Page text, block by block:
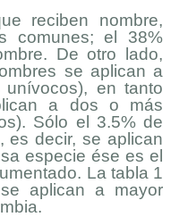
reciben nombre,
comunes; el 38%
De otro lado,
se aplican a
en tanto
a dos o más
Sólo el 3.5% de
es decir, se aplican
especie ése es el
La tabla 1
aplican a mayor